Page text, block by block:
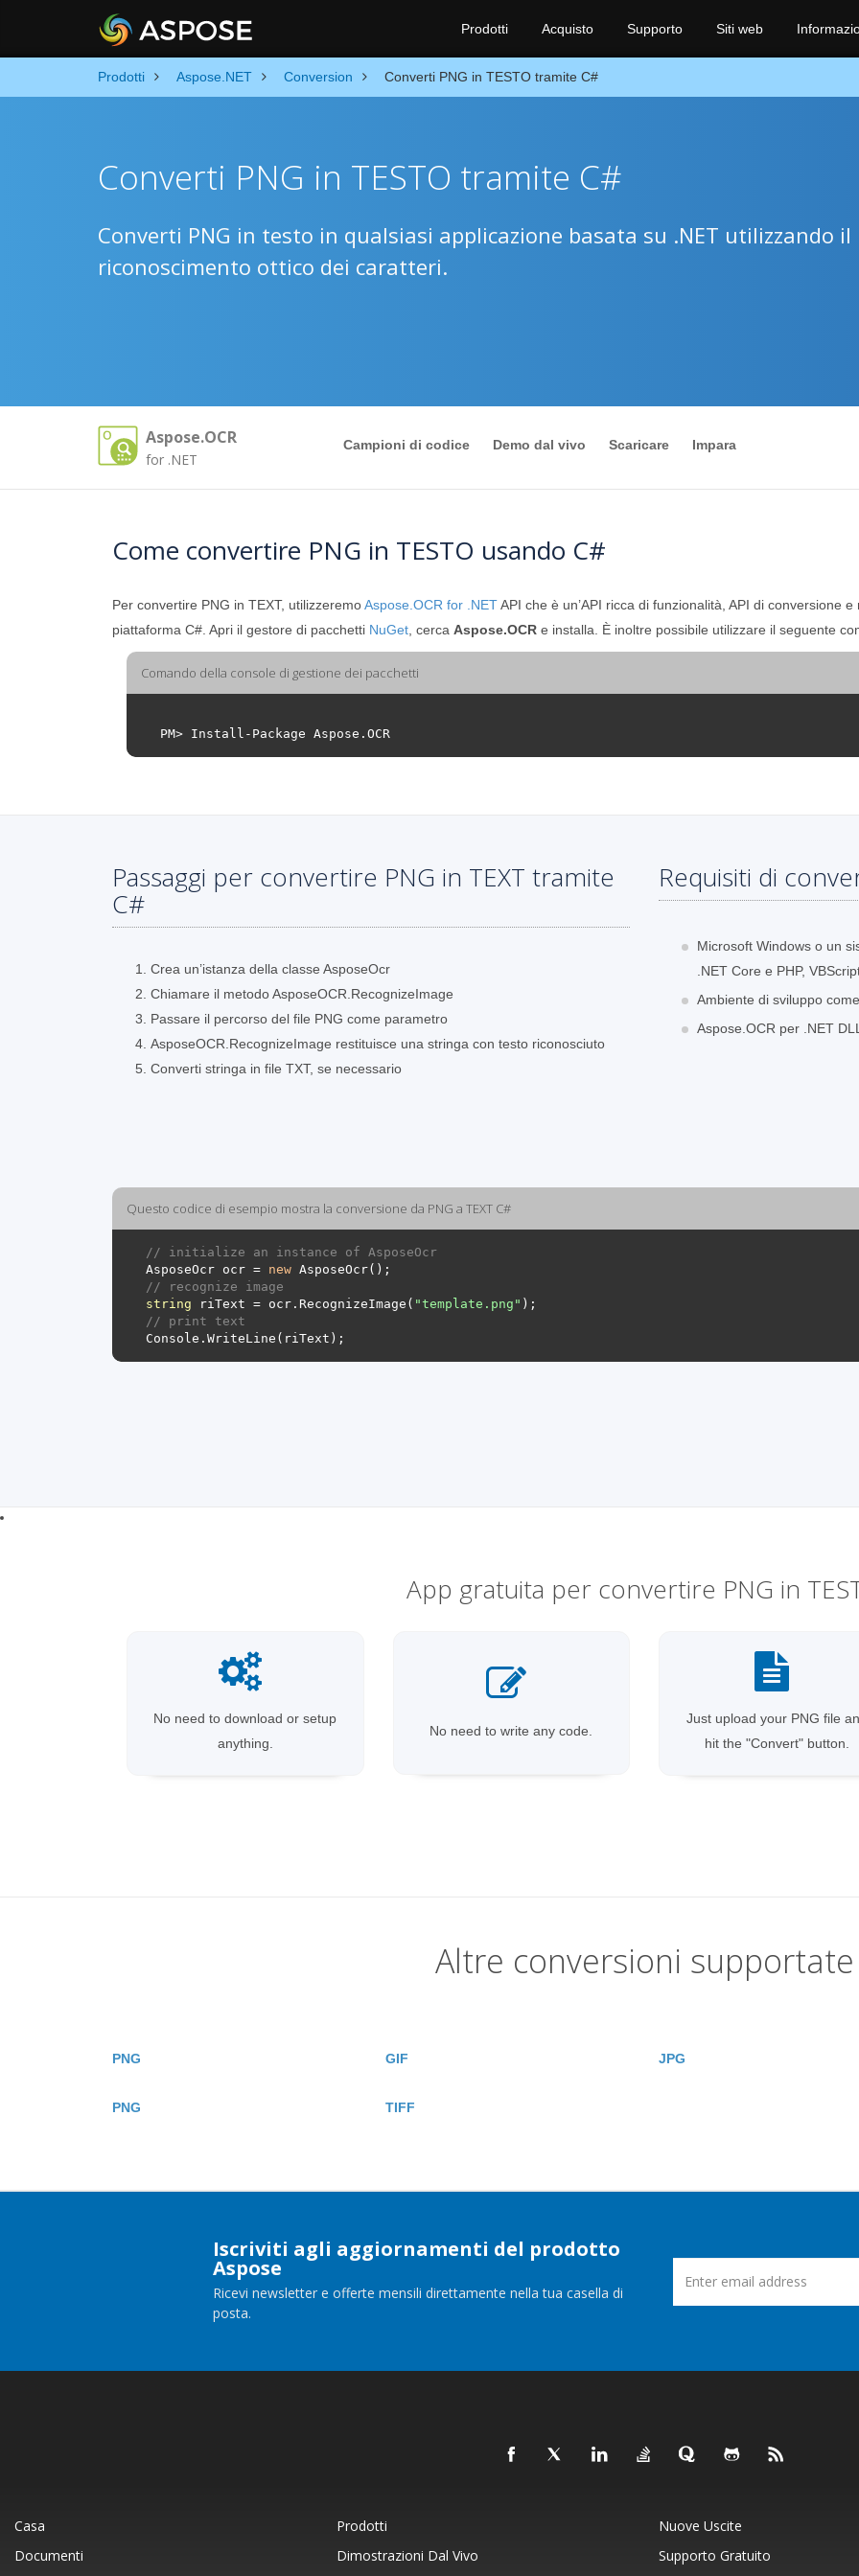
Prodotti Acquisto Supporto Siti web
Prodotti Aspose.NET Conversion Converti PNG in TESTO tramite C#
Converti PNG in TESTO tramite C#
Converti PNG in testo in qualsiasi applicazione basata su .NET utilizzando il
riconoscimento ottico dei caratteri.
Aspose.OCR
for .NET
Campioni di codice Demo dal vivo Scaricare Impara
Come convertire PNG in TESTO usando C#
Per convertire PNG in TEXT, utilizzeremoAspose.OCR for .NETAPI che è un’API ricca di funzionalità, API di conversione
piattaforma C#. Apri il gestore di pacchetti NuGet , cerca Aspose.OCR e installa. È inoltre possibile utilizzare il seguente
Comando della console di gestione dei pacchetti
PM> Install - Package Aspose . OCR
Passaggi per convertire PNG in TEXT tramite
C#
Crea un’istanza della classe AsposeOcr
Chiamare il metodo AsposeOCR.RecognizeImage
Passare il percorso del file PNG come parametro
AsposeOCR.RecognizeImage restituisce una stringa con testo riconosciuto
Converti stringa in file TXT, se necessario
Requisiti di
Microsoft Windows o un
.NET Core e PHP,
Ambiente di sviluppo
Aspose.OCR per .NET
Questo codice di esempio mostra la conversione da PNG a TEXT C#
// initialize an instance of AsposeOcr
AsposeOcr ocr = new AsposeOcr();
// recognize image
string
riText = ocr . RecognizeImage ( "template.png" );
// print text
Console . WriteLine ( riText );
App gratuita per convertire PNG in
No need to download or setup
anything.
No need to write any code.
Just upload your PNG file
hit the "Convert" button.
Altre conversioni supportate
PNG GIF JPG
PNG TIFF
Iscriviti agli aggiornamenti del prodotto
Aspose
Ricevi newsletter e offerte mensili direttamente nella tua casella di
posta.
Casa Prodotti
Nuove Uscite
Documenti
Dimostrazioni Dal Vivo Supporto Gratuito